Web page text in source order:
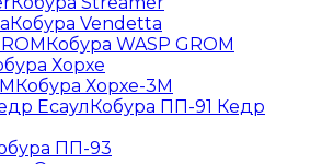
Кобура Vendetta
Кобура WASP GROM
Хорхе
Кобура Хорхе-3М
Кобура ПП-91 Кедр
ПП-93